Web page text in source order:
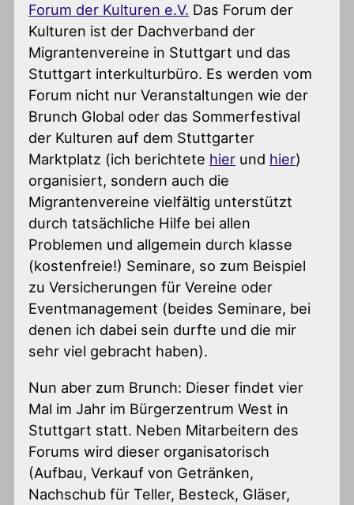
Forum der Kulturen e.V. Das Forum der
Kulturen ist der Dachverband der
Migrantenvereine in Stuttgart und das
Stuttgart interkulturbüro. Es werden vom
Forum nicht nur Veranstaltungen wie der
Brunch Global oder das Sommerfestival
der Kulturen auf dem Stuttgarter
Marktplatz (ich berichtete hier und hier)
organisiert, sondern auch die
Migrantenvereine vielfältig unterstützt
durch tatsächliche Hilfe bei allen
Problemen und allgemein durch klasse
(kostenfreie!) Seminare, so zum Beispiel
zu Versicherungen für Vereine oder
Eventmanagement (beides Seminare, bei
denen ich dabei sein durfte und die mir
sehr viel gebracht haben).
Nun aber zum Brunch: Dieser findet vier
Mal im Jahr im Bürgerzentrum West in
Stuttgart statt. Neben Mitarbeitern des
Forums wird dieser organisatorisch
(Aufbau, Verkauf von Getränken,
Nachschub für Teller, Besteck, Gläser,